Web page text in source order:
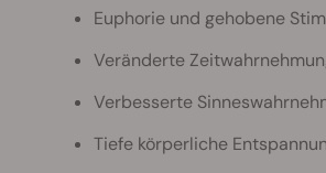
Euphorie und gehobene
Veränderte
Verbesserte
Tiefe körperliche